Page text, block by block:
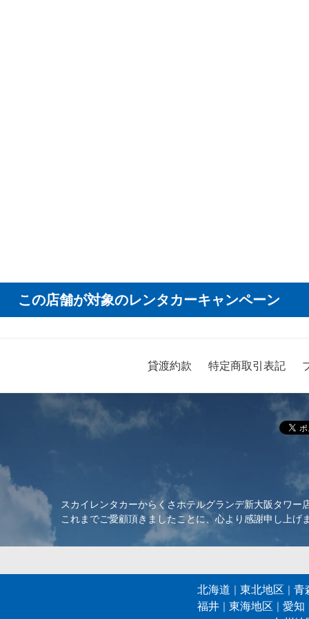
この店舗が対象のレンタカーキャンペーン
貸渡約款 特定商取引表記
スカイレンタカーからくさホテルグランデ新大阪タワー
これまでご愛顧頂きましたことに、心より感謝申し上げま
北海道 東北地区 青
福井
東海地区 愛知